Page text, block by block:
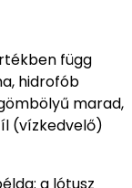
függ
hidrofób
marad,
(vízkedvelő)
a lótusz